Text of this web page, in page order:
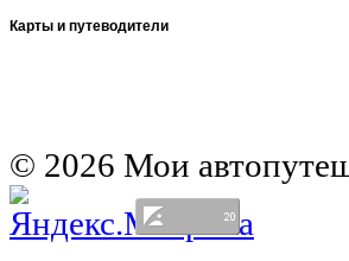
Карты и путеводители
© 2026 Мои